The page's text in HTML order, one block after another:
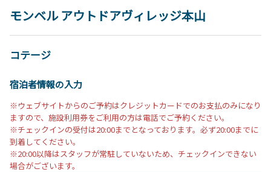
モンベル アウトドアヴィレッジ本山
コテージ
宿泊者情報の入力
※ウェブサイトからのご予約はクレジットカードでのお支払のみになり
ますので、施設利用券をご利用の方は電話でご予約ください。
※チェックインの受付は20:00までとなっております。必ず20:00までに
到着してください。
※20:00以降はスタッフが常駐していないため、チェックインできない
場合がございます。